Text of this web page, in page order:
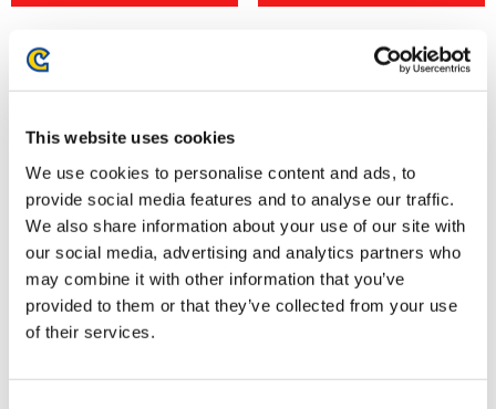
This website uses cookies
We use cookies to personalise content and ads, to
provide social media features and to analyse our traffic.
We also share information about your use of our site with
our social media, advertising and analytics partners who
may combine it with other information that you’ve
provided to them or that they’ve collected from your use
of their services.
モンスターハンター ふわたまぬ
いぐるみミニ アイルー
1,485円
モンスターハンター ふわたまぬ
いぐるみミニ ティガレックス